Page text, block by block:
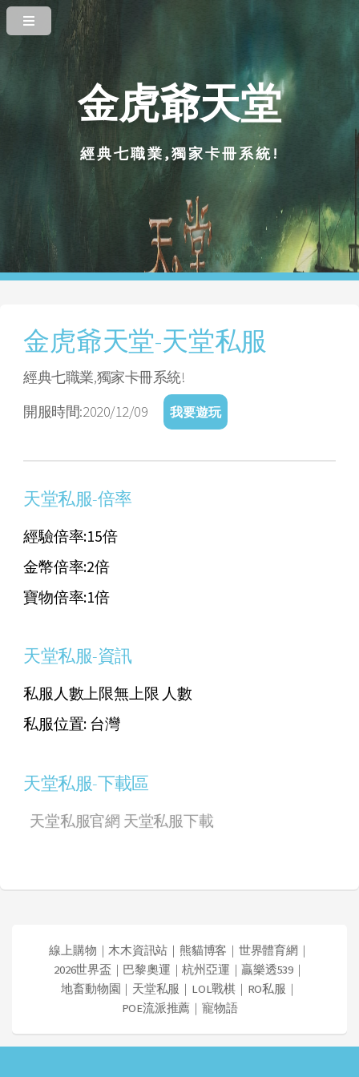
金虎爺天堂
經典七職業,獨家卡冊系統!
金虎爺天堂-天堂私服
經典七職業,獨家卡冊系統!
開服時間:2020/12/09
我要遊玩
天堂私服-倍率
經驗倍率:15倍
金幣倍率:2倍
寶物倍率:1倍
天堂私服-資訊
私服人數上限無上限 人數
私服位置: 台灣
天堂私服-下載區
天堂私服官網 天堂私服下載
線上購物 ｜木木資訊站 ｜ 熊貓博客 ｜ 世界體育網 ｜
2026世界盃 ｜ 巴黎奧運 ｜杭州亞運 ｜贏樂透539｜
地畜動物園 ｜ 天堂私服 ｜ LOL戰棋｜ RO私服 ｜
POE流派推薦 ｜ 寵物語